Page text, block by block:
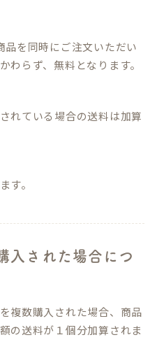
を同時にご注文いただい
わらず、無料となります。
れている場合の送料は加算
す。
入された場合につ
複数購入された場合、商品
の送料が１個分加算されま